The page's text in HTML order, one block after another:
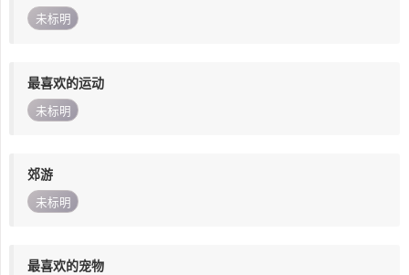
未标明
最喜欢的运动
未标明
郊游
未标明
最喜欢的宠物